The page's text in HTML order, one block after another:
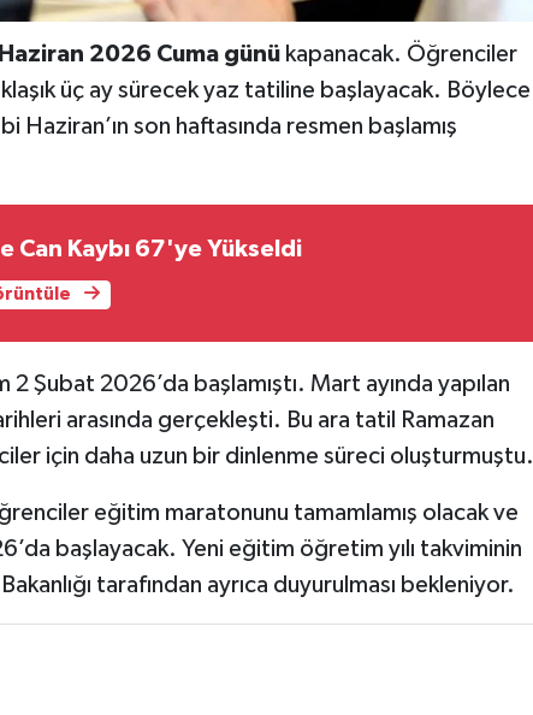
2026 Cuma günükapanacak. Öğrenciler
üç ay sürecek yaz tatiline başlayacak. Böylece
son haftasında resmen başlamış
Can Kaybı 67'ye Yükseldi
2 Şubat 2026’da başlamıştı. Mart ayında yapılan
arasında gerçekleşti. Bu ara tatil Ramazan
için daha uzun bir dinlenme süreci oluşturmuştu.
eğitim maratonunu tamamlamış olacak ve
başlayacak. Yeni eğitim öğretim yılı takviminin
tarafından ayrıca duyurulması bekleniyor.